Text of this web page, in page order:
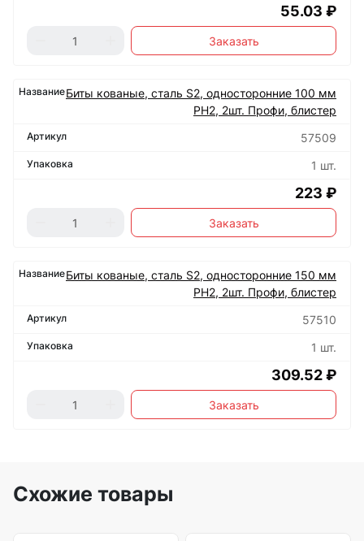
55.03 ₽
Заказать
Биты кованые, сталь S2, односторонние 100 мм
РН2, 2шт. Профи, блистер
57509
1 шт.
223 ₽
Заказать
Биты кованые, сталь S2, односторонние 150 мм
РН2, 2шт. Профи, блистер
57510
1 шт.
309.52 ₽
Заказать
Схожие товары